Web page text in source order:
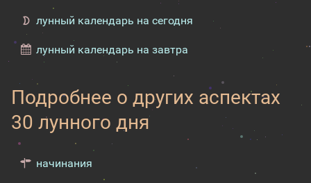
лунный календарь на сегодня
лунный календарь на завтра
Подробнее о других аспектах
30 лунного дня
начинания